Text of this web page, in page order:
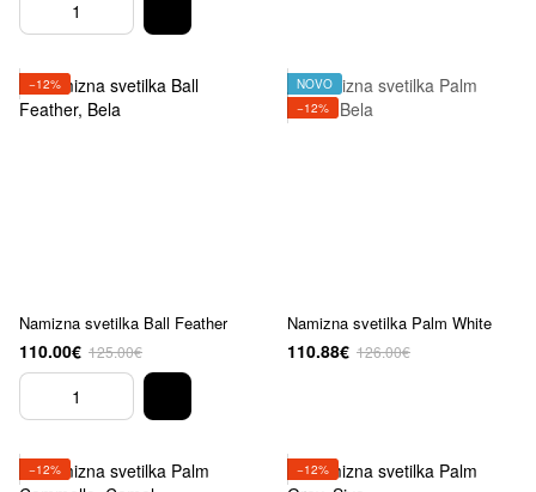
−12%
Namizna svetilka Ball Feather
110.00€ 125.00€
NOVO
−12%
Namizna svetilka Palm White
110.88€ 126.00€
−12% −12%